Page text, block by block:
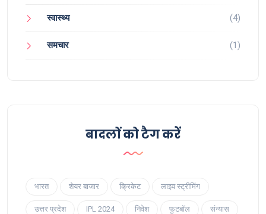
स्वास्थ्य (4)
समचार (1)
बादलों को टैग करें
भारत शेयर बाजार क्रिकेट लाइव स्ट्रीमिंग
उत्तर प्रदेश IPL 2024 निवेश फुटबॉल संन्यास